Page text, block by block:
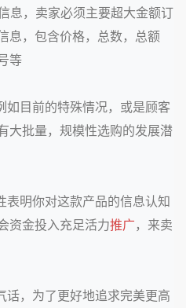
息，卖家必须主要超大金额订
息，包含价格，总数，总额
等
如目前的特殊情况，或是顾客
大批量，规模性选购的发展潜
表明你对这款产品的信息认知
资金投入充足活力推广，来卖
话，为了更好地追求完美更高